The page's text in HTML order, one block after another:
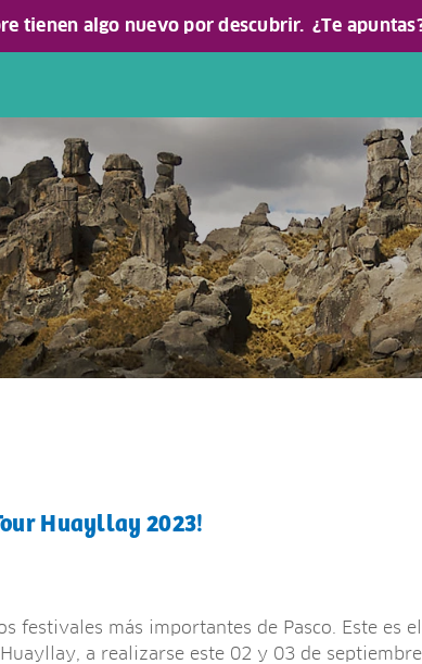
tienen algo nuevo por descubrir. ¿Te
Huayllay 2023!
festivales más importantes de Pasco. Este es
a realizarse este 02 y 03 de